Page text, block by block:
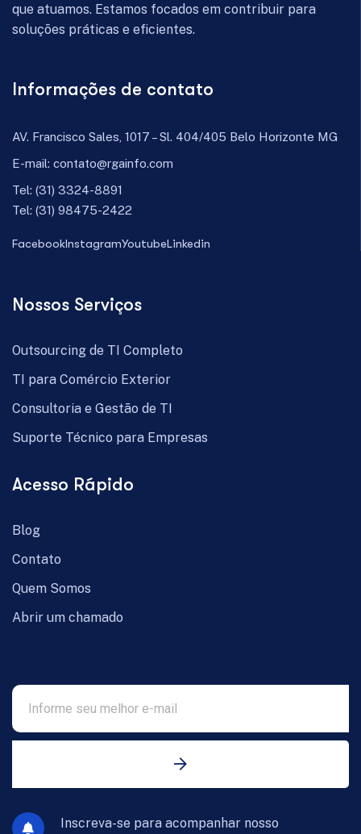
que atuamos. Estamos focados em contribuir para
soluções práticas e eficientes.
Informações de contato
AV. Francisco Sales, 1017 – Sl. 404/405 Belo Horizonte MG
E-mail: contato@rgainfo.com
Tel: (31) 3324-8891
Tel: (31) 98475-2422
FacebookInstagramYoutubeLinkedin
Nossos Serviços
Outsourcing de TI Completo
TI para Comércio Exterior
Consultoria e Gestão de TI
Suporte Técnico para Empresas
Acesso Rápido
Blog
Contato
Quem Somos
Abrir um chamado
Inscreva-se para acompanhar nosso